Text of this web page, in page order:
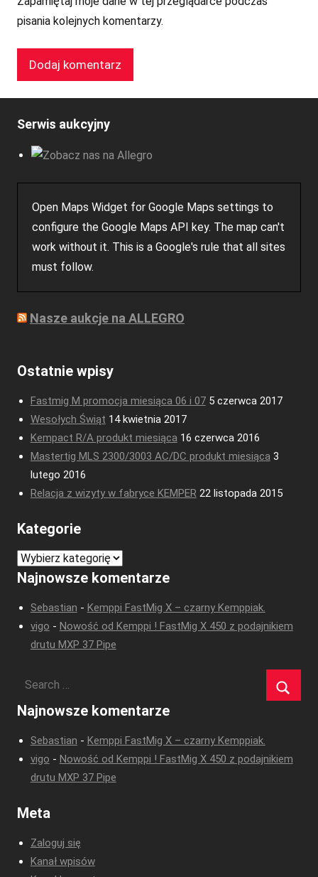
pisania kolejnych komentarzy.
Serwis aukcyjny
Open Maps Widget for Google Maps settings to
configure the Google Maps API key. The map can't
work without it. This is a Google's rule that all sites
must follow.
Nasze aukcje na ALLEGRO
Ostatnie wpisy
Fastmig M promocja miesiąca 06 i 07 5 czerwca 2017
Wesołych Świąt 14 kwietnia 2017
Kempact R/A produkt miesiąca 16 czerwca 2016
Mastertig MLS 2300/3003 AC/DC produkt miesiąca 3
lutego 2016
Relacja z wizyty w fabryce KEMPER 22 listopada 2015
Kategorie
Kategorie
Najnowsze komentarze
Sebastian - Kemppi FastMig X – czarny Kemppiak.
vigo - Nowość od Kemppi ! FastMig X 450 z podajnikiem
drutu MXP 37 Pipe
Najnowsze komentarze
Sebastian - Kemppi FastMig X – czarny Kemppiak.
vigo - Nowość od Kemppi ! FastMig X 450 z podajnikiem
drutu MXP 37 Pipe
Meta
Zaloguj się
Kanał wpisów